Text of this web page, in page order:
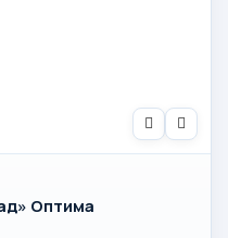
Оптима